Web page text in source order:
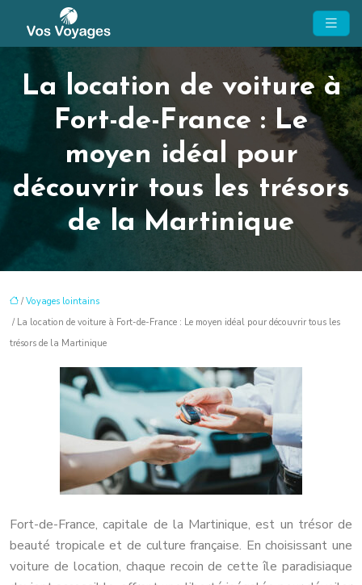
La location de voiture à
Fort-de-France : Le
moyen idéal pour
découvrir tous les trésors
de la Martinique
/Voyages lointains
/ La location de voiture à Fort-de-France : Le moyen idéal pour découvrir tous les
trésors de la Martinique
Fort-de-France, capitale de la Martinique, est un trésor de
beauté tropicale et de culture française. En choisissant une
voiture de location, chaque recoin de cette île paradisiaque